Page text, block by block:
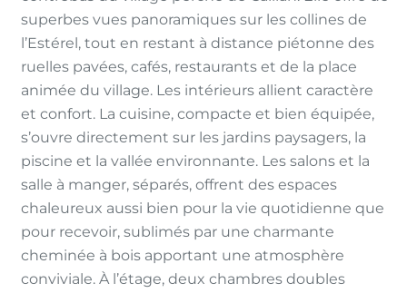
superbes vues panoramiques sur les collines de
l’Estérel, tout en restant à distance piétonne des
ruelles pavées, cafés, restaurants et de la place
animée du village. Les intérieurs allient caractère
et confort. La cuisine, compacte et bien équipée,
s’ouvre directement sur les jardins paysagers, la
piscine et la vallée environnante. Les salons et la
salle à manger, séparés, offrent des espaces
chaleureux aussi bien pour la vie quotidienne que
pour recevoir, sublimés par une charmante
cheminée à bois apportant une atmosphère
conviviale. À l’étage, deux chambres doubles